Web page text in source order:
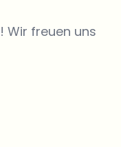
! Wir freuen uns